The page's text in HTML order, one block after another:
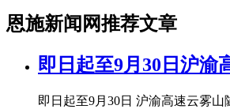
恩施新闻网推荐文章
即日起至9月30日沪渝
即日起至9月30日 沪渝高速云雾